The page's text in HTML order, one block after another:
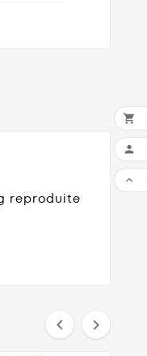
reproduite
 


